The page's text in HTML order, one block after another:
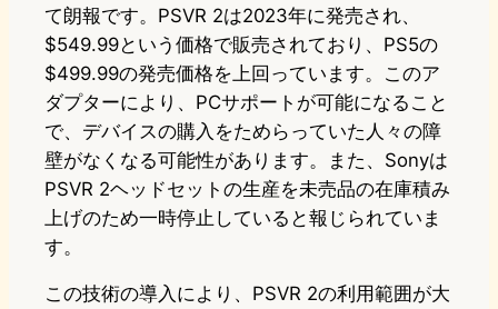
て朗報です。PSVR 2は2023年に発売され、
$549.99という価格で販売されており、PS5の
$499.99の発売価格を上回っています。このア
ダプターにより、PCサポートが可能になること
で、デバイスの購入をためらっていた人々の障
壁がなくなる可能性があります。また、Sonyは
PSVR 2ヘッドセットの生産を未売品の在庫積み
上げのため一時停止していると報じられていま
す。
この技術の導入により、PSVR 2の利用範囲が大